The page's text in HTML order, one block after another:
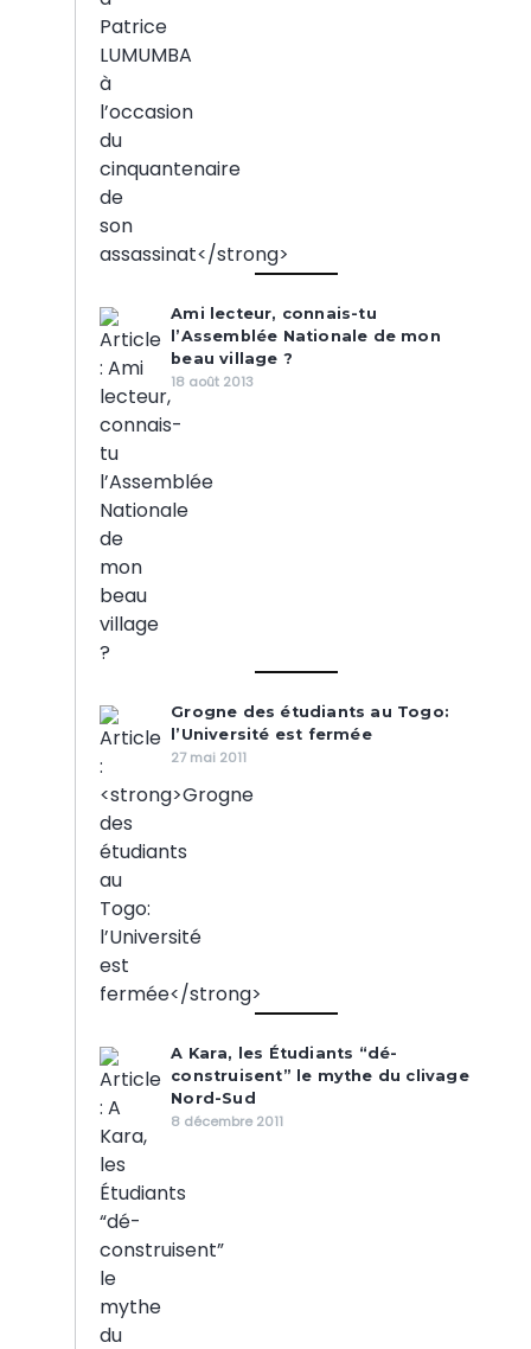
Ami lecteur, connais-tu
l’Assemblée Nationale de mon
beau village ?
18 août 2013
Grogne des étudiants au Togo:
l’Université est fermée
27 mai 2011
A Kara, les Étudiants “dé-
construisent” le mythe du clivage
Nord-Sud
8 décembre 2011